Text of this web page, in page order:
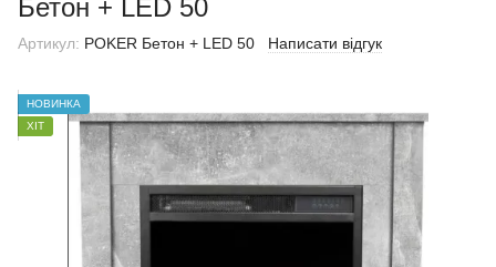
Бетон + LED 50
Артикул: POKER Бетон + LED 50 Написати відгук
НОВИНКА
ХІТ